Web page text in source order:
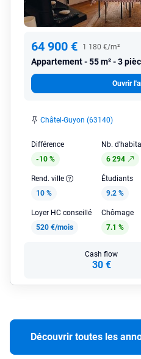
64 900 € 1 180 €/m²
Appartement 55 m² - 3
Ouvrir
Châtel-Guyon (63140)
Différence
-10 %
Nb.
6 294
Rend. ville
10 %
Étudiants
9.2 %
Loyer HC conseillé
520 €/mois
Chômage
7.1 %
Cash flow
30 €
Découvrir toutes les